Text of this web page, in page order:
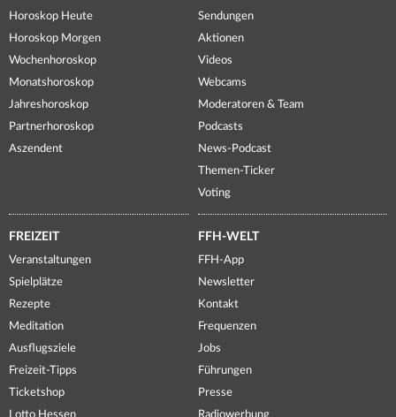
Horoskop Heute
Horoskop Morgen
Wochenhoroskop
Monatshoroskop
Jahreshoroskop
Partnerhoroskop
Aszendent
Sendungen
Aktionen
Videos
Webcams
Moderatoren & Team
Podcasts
News-Podcast
Themen-Ticker
Voting
FREIZEIT
Veranstaltungen
Spielplätze
Rezepte
Meditation
Ausflugsziele
Freizeit-Tipps
Ticketshop
Lotto Hessen
FFH-WELT
FFH-App
Newsletter
Kontakt
Frequenzen
Jobs
Führungen
Presse
Radiowerbung